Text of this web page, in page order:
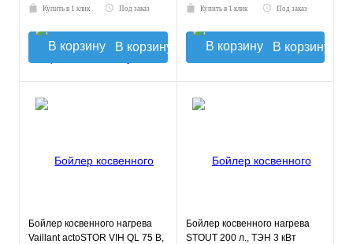
Купить в 1 клик Под заказ
В корзину
Купить в 1 клик Под заказ
В корзину
Бойлер косвенного нагрева
Vaillant actoSTOR VIH QL 75 B,
Бойлер косвенного нагрева
STOUT 200 л., ТЭН 3 кВт